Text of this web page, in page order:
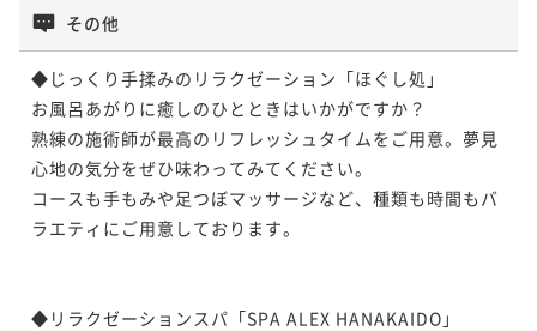
その他
◆じっくり手揉みのリラクゼーション「ほぐし処」
お風呂あがりに癒しのひとときはいかがですか？
熟練の施術師が最高のリフレッシュタイムをご用意。夢見
心地の気分をぜひ味わってみてください。
コースも手もみや足つぼマッサージなど、種類も時間もバ
ラエティにご用意しております。
◆リラクゼーションスパ「SPA ALEX HANAKAIDO」